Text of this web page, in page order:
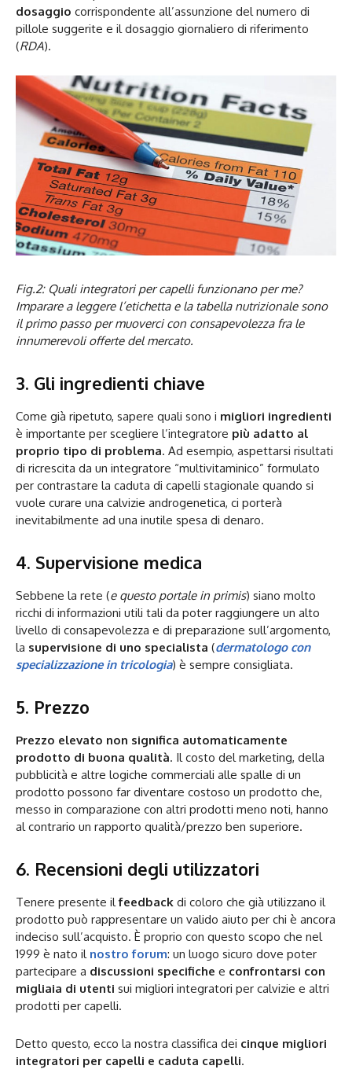
dosaggio corrispondente all’assunzione del numero di
pillole suggerite e il dosaggio giornaliero di riferimento
(RDA).
Fig.2: Quali integratori per capelli funzionano per me?
Imparare a leggere l’etichetta e la tabella nutrizionale sono
il primo passo per muoverci con consapevolezza fra le
innumerevoli offerte del mercato.
3. Gli ingredienti chiave
Come già ripetuto, sapere quali sono i migliori ingredienti
è importante per scegliere l’integratore più adatto al
proprio tipo di problema. Ad esempio, aspettarsi risultati
di ricrescita da un integratore “multivitaminico” formulato
per contrastare la caduta di capelli stagionale quando si
vuole curare una calvizie androgenetica, ci porterà
inevitabilmente ad una inutile spesa di denaro.
4. Supervisione medica
Sebbene la rete (e questo portale in primis) siano molto
ricchi di informazioni utili tali da poter raggiungere un alto
livello di consapevolezza e di preparazione sull’argomento,
la supervisione di uno specialista (dermatologo con
specializzazione in tricologia) è sempre consigliata.
5. Prezzo
Prezzo elevato non significa automaticamente
prodotto di buona qualità. Il costo del marketing, della
pubblicità e altre logiche commerciali alle spalle di un
prodotto possono far diventare costoso un prodotto che,
messo in comparazione con altri prodotti meno noti, hanno
al contrario un rapporto qualità/prezzo ben superiore.
6. Recensioni degli utilizzatori
Tenere presente ilfeedback di coloro che già utilizzano il
prodotto può rappresentare un valido aiuto per chi è ancora
indeciso sull’acquisto. È proprio con questo scopo che nel
1999 è nato il nostro forum: un luogo sicuro dove poter
partecipare a discussioni specifiche e confrontarsi con
migliaia di utenti sui migliori integratori per calvizie e altri
prodotti per capelli.
Detto questo, ecco la nostra classifica dei cinque migliori
integratori per capelli e caduta capelli.